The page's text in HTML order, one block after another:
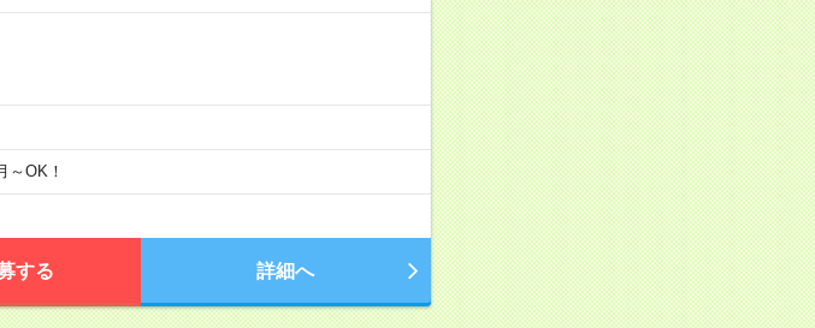
OK！
する 詳細へ